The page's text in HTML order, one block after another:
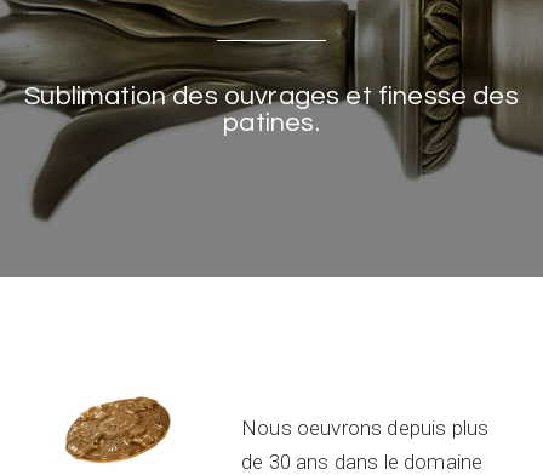
Sublimation des ouvrages et finesse des
patines.
Nous oeuvrons depuis plus
de 30 ans dans le domaine